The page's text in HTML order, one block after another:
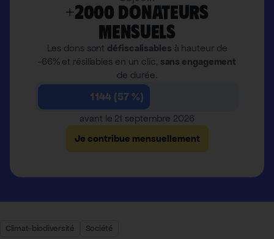
+2000 donateurs
mensuels
Les dons sont défiscalisables à hauteur de
-66% et résiliables en un clic, sans engagement
de durée.
1 144 (57 %)
avant le 21 septembre 2026
Je contribue mensuellement
Climat-biodiversité Société